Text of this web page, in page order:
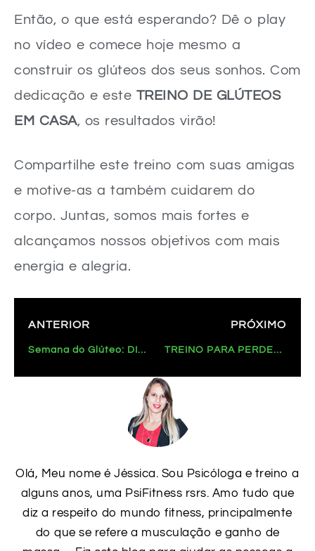
Então, o que está esperando? Dê o play
no vídeo e comece hoje mesmo a
construir os glúteos dos seus sonhos. Com
dedicação e este TREINO DE GLÚTEOS
EM CASA, os resultados virão!
Compartilhe este treino com suas amigas
e motive-as a também cuidarem do
corpo. Juntas, somos mais fortes e
alcançamos nossos objetivos com mais
energia e alegria.
ANTERIOR
Semana do Glúteo: DIA 2 – Treino Intenso de 12 Minutos (Sem Equipamento)
PRÓXIMO
TREINO PARA PERDER BARRIGA em 10 Minutos: Abdominais em Casa!
Olá, Meu nome é Jéssica. Sou Psicóloga e treino a
alguns anos, uma PsiFitness rsrs. Amo tudo que
diz a respeito do mundo fitness, principalmente
do que se refere a musculação e ganho de